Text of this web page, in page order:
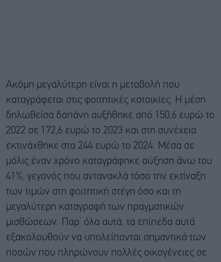
Ακόμη μεγαλύτερη είναι η μεταβολή που
καταγράφεται στις φοιτητικές κατοικίες. Η μέση
δηλωθείσα δαπάνη αυξήθηκε από 150,6 ευρώ το
2022 σε 172,6 ευρώ το 2023 και στη συνέχεια
εκτινάχθηκε στα 244 ευρώ το 2024. Μέσα σε
μόλις έναν χρόνο καταγράφηκε αύξηση άνω του
41%, γεγονός που αντανακλά τόσο την εκτίναξη
των τιμών στη φοιτητική στέγη όσο και τη
μεγαλύτερη καταγραφή των πραγματικών
μισθώσεων. Παρ’ όλα αυτά, τα επίπεδα αυτά
εξακολουθούν να υπολείπονται σημαντικά των
ποσών που πληρώνουν πολλές οικογένειες σε